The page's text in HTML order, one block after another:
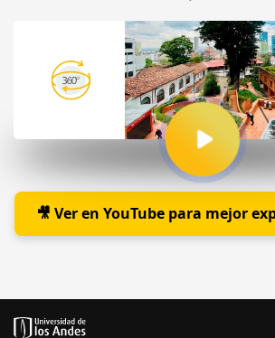
🎥 Ver en YouTube para mejor